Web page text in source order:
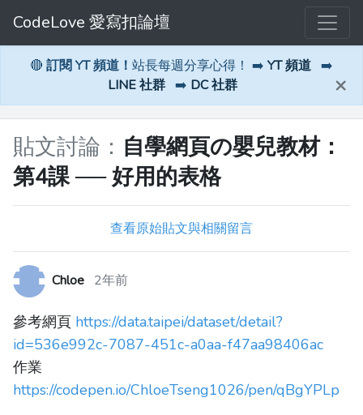
CodeLove 愛寫扣論壇
🔴 訂閱 YT 頻道！ 站長每週分享心得！ ➡️ YT 頻道 ➡️
LINE 社群 ➡️ DC 社群 ×
貼文討論： 自學網頁の嬰兒教材：
第4課 ── 好用的表格
查看原始貼文與相關留言
Chloe 2年前
參考網頁 https://data.taipei/dataset/detail?
id=536e992c-7087-451c-a0aa-f47aa98406ac
作業
https://codepen.io/ChloeTseng1026/pen/qBgYPLp